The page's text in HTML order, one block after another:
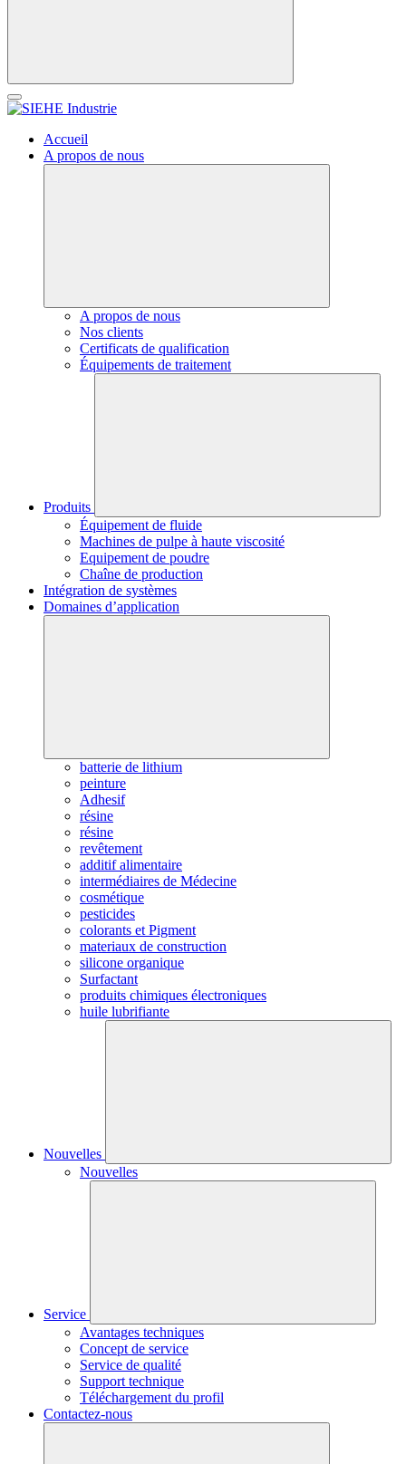
Accueil
A propos de nous
A propos de nous
Nos clients
Certificats de qualification
Équipements de traitement
Produits
Équipement de fluide
Machines de pulpe à haute viscosité
Equipement de poudre
Chaîne de production
Intégration de systèmes
Domaines d’application
batterie de lithium
peinture
Adhesif
résine
résine
revêtement
additif alimentaire
intermédiaires de Médecine
cosmétique
pesticides
colorants et Pigment
materiaux de construction
silicone organique
Surfactant
produits chimiques électroniques
huile lubrifiante
Nouvelles
Nouvelles
Service
Avantages techniques
Concept de service
Service de qualité
Support technique
Téléchargement du profil
Contactez-nous